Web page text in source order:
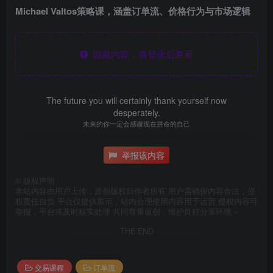
Michael Valtos策略课，涵盖订单流、价格行为与市场逻辑
隐藏内容，请登录后查看
The future you will certainly thank yourself now
desperately.
未来的你一定会感谢现在拼命的自己
举报该内容
版权声明
本站内容由用户上传，原创版权归作者所有 用户需确保内容合法，侵
权责任自负 平台仅提供展示，站内合理使用内容用于运营 侵权内容可
举报，平台将及时核实处理 共同尊重原创，维护良好分享环境～
THE END
交易课程 订单流